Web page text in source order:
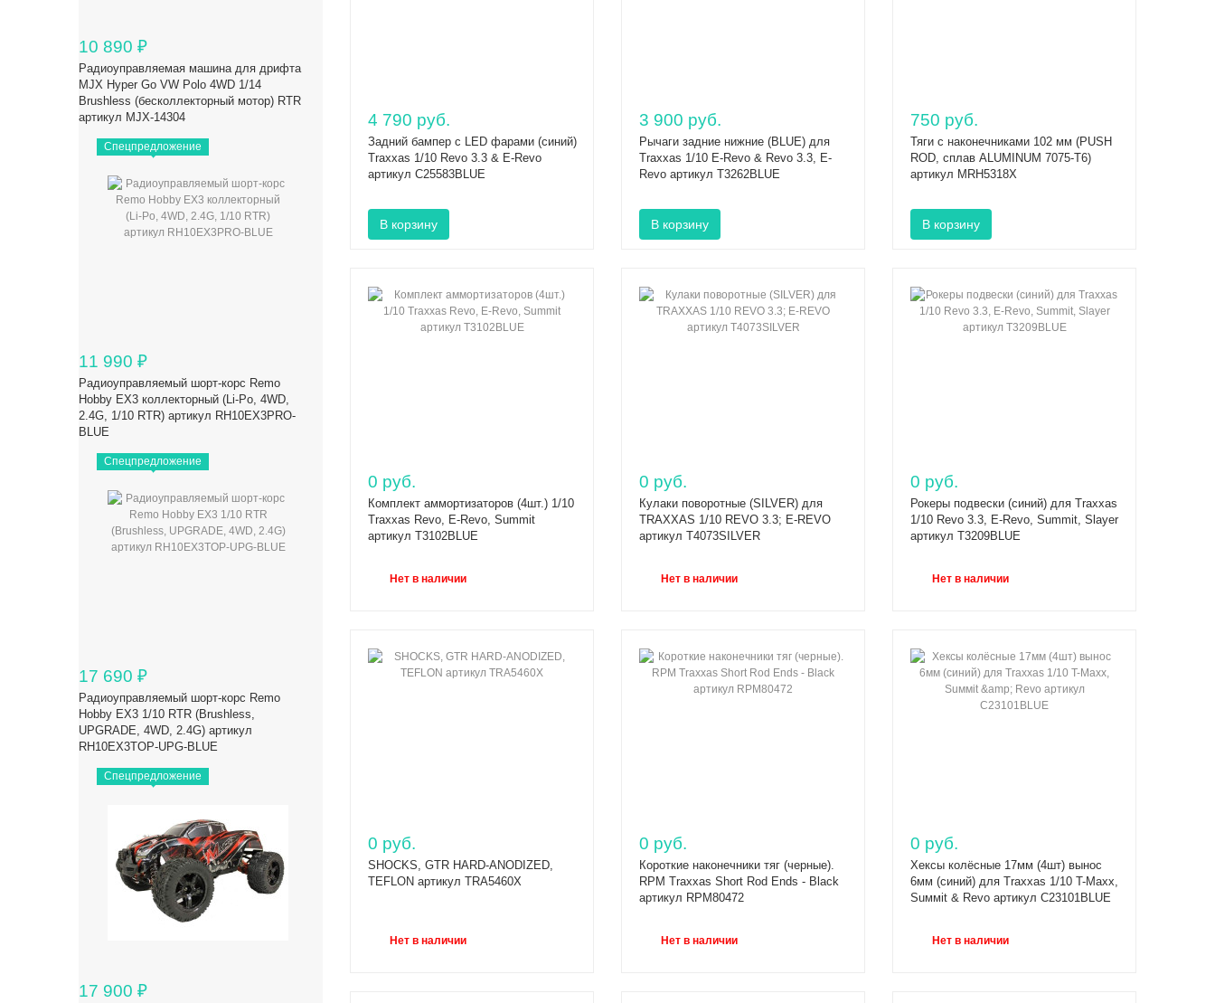
10 890 ₽
Радиоуправляемая машина для дрифта
MJX Hyper Go VW Polo 4WD 1/14
Brushless (бесколлекторный мотор) RTR
артикул MJX-14304
Спецпредложение
11 990 ₽
Радиоуправляемый шорт-корс Remo
Hobby EX3 коллекторный (Li-Po, 4WD,
2.4G, 1/10 RTR) артикул RH10EX3PRO-
BLUE
Спецпредложение
17 690 ₽
Радиоуправляемый шорт-корс Remo
Hobby EX3 1/10 RTR (Brushless,
UPGRADE, 4WD, 2.4G) артикул
RH10EX3TOP-UPG-BLUE
Спецпредложение
17 900 ₽
4 790 руб.
Задний бампер с LED фарами (синий)
Traxxas 1/10 Revo 3.3 & E-Revo
артикул C25583BLUE
3 900 руб.
Рычаги задние нижние (BLUE) для
Traxxas 1/10 E-Revo & Revo 3.3, E-
Revo артикул T3262BLUE
750 руб.
Тяги с наконечниками 102 мм (PUSH
ROD, сплав ALUMINUM 7075-T6)
артикул MRH5318X
0 руб.
Комплект аммортизаторов (4шт.) 1/10
Traxxas Revo, E-Revo, Summit
артикул T3102BLUE
Нет в наличии
0 руб.
Кулаки поворотные (SILVER) для
TRAXXAS 1/10 REVO 3.3; E-REVO
артикул T4073SILVER
Нет в наличии
0 руб.
Рокеры подвески (синий) для Traxxas
1/10 Revo 3.3, E-Revo, Summit, Slayer
артикул T3209BLUE
Нет в наличии
0 руб.
SHOCKS, GTR HARD-ANODIZED,
TEFLON артикул TRA5460X
Нет в наличии
0 руб.
Короткие наконечники тяг (черные).
RPM Traxxas Short Rod Ends - Black
артикул RPM80472
Нет в наличии
0 руб.
Хексы колёсные 17мм (4шт) вынос
6мм (синий) для Traxxas 1/10 T-Maxx,
Suммit & Revo артикул C23101BLUE
Нет в наличии